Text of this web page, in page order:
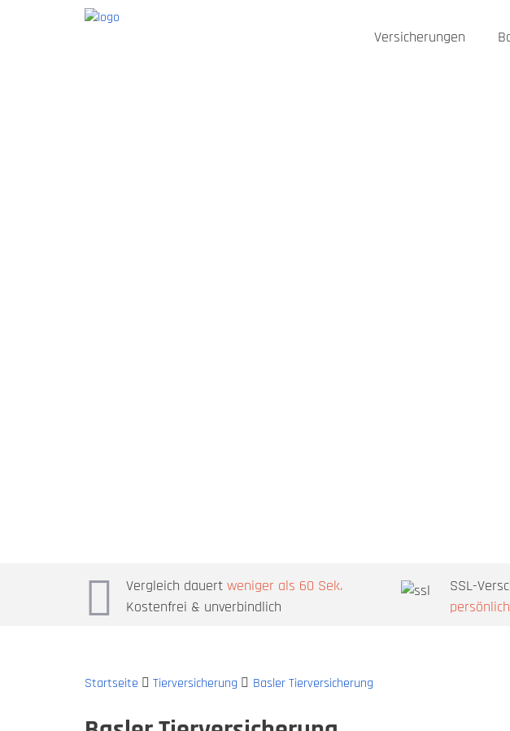
Versicherungen
Vergleich dauert weniger als 60 Sek.
Kostenfrei & unverbindlich
SSL-
Startseite Tierversicherung Basler Tierversicherung